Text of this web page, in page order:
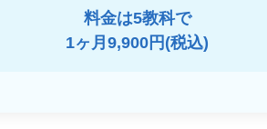
料金は5教科で
1ヶ月9,900円(税込)